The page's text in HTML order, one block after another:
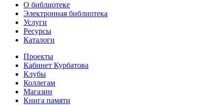
О библиотеке
Электронная библиотека
Услуги
Ресурсы
Каталоги
Проекты
Кабинет Курбатова
Клубы
Коллегам
Магазин
Книга памяти